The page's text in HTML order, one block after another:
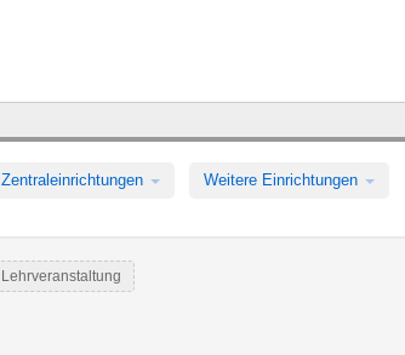
Zentraleinrichtungen Weitere Einrichtungen
Lehrveranstaltung